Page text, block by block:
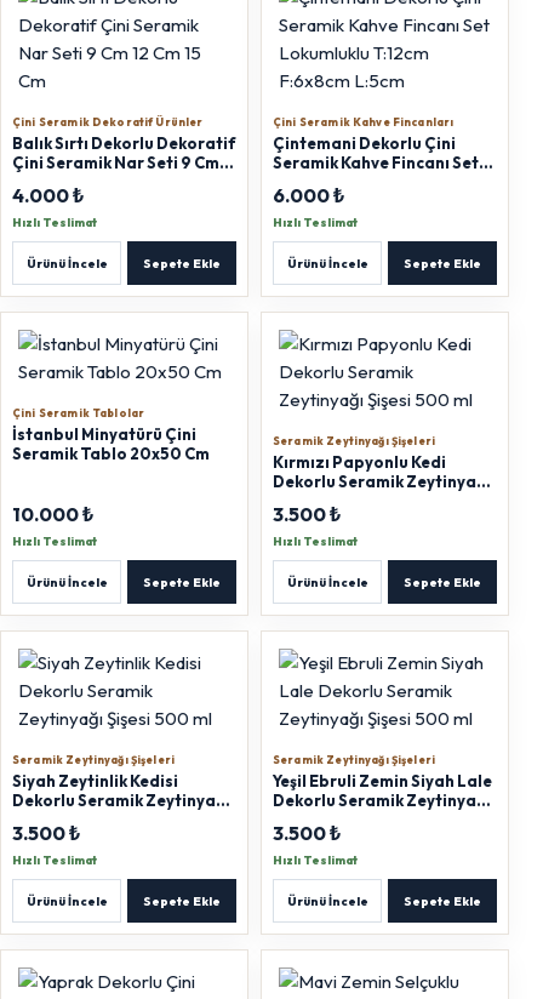
Çini Seramik Dekoratif Ürünler
Balık Sırtı Dekorlu Dekoratif
Çini Seramik Nar Seti 9 Cm
4.000 ₺
Hızlı Teslimat
Ürünü İncele Sepete Ekle
Çini Seramik Kahve Fincanları
Çintemani Dekorlu Çini
Seramik Kahve Fincanı Set
L:5cm
6.000 ₺
Hızlı Teslimat
Ürünü İncele Sepete Ekle
Çini Seramik Tablolar
İstanbul Minyatürü Çini
Seramik Tablo 20x50 Cm
10.000 ₺
Hızlı Teslimat
Ürünü İncele Sepete Ekle
Seramik Zeytinyağı Şişeleri
Kırmızı Papyonlu Kedi
Dekorlu Seramik Zeytinyağı
3.500 ₺
Hızlı Teslimat
Ürünü İncele Sepete Ekle
Seramik Zeytinyağı Şişeleri
Siyah Zeytinlik Kedisi
Dekorlu Seramik Zeytinyağı
3.500 ₺
Hızlı Teslimat
Ürünü İncele Sepete Ekle
Seramik Zeytinyağı Şişeleri
Yeşil Ebruli Zemin Siyah Lale
Dekorlu Seramik Zeytinyağı
3.500 ₺
Hızlı Teslimat
Ürünü İncele Sepete Ekle